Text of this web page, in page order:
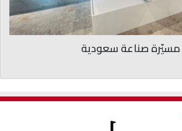
مسيّرة صناعة سعودية